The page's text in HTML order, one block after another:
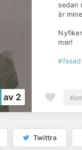
av 2
sedan
är
mer!
Sara
Twittra